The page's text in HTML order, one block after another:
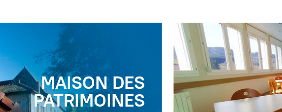
MAISON DES
PATRIMOINES